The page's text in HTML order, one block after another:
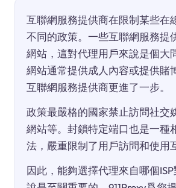
互聯網服務提供商在限制某些在
不同的政策。一些互聯網服務提
網站，這對代理用戶來說是個大
網站通常提供成人內容或提供賭
互聯網服務提供商更進了一步。
政策最嚴格的國家禁止訪問社交
網站等。封鎖特定端口也是一種
法，嚴重限制了用戶訪問和使用
因此，能夠選擇代理來自哪個